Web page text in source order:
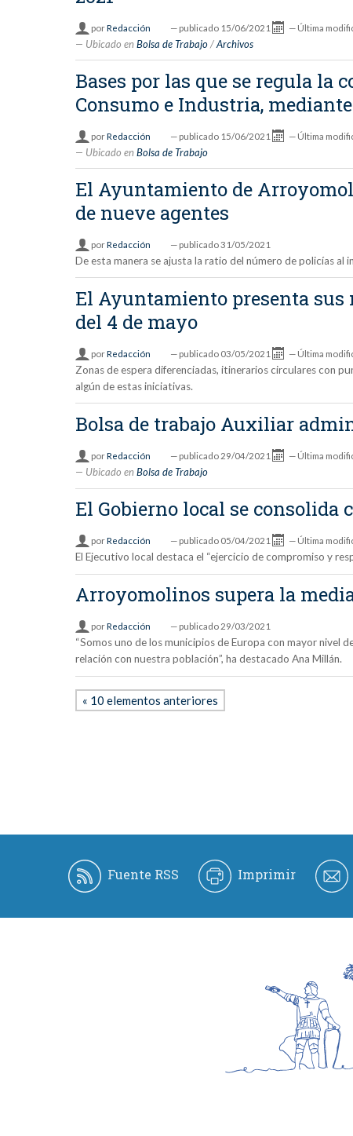
porRedacción — publicado15/06/2021 — Última
Ubicado en Bolsa de Trabajo /Archivos
Bases por las que se regula la
Consumo e Industria,
porRedacción — publicado15/06/2021 — Última
Ubicado en Bolsa de Trabajo
El Ayuntamiento de
de nueve agentes
porRedacción — publicado31/05/2021
De esta manera se ajusta la ratio del número de policías al
El Ayuntamiento presenta sus
del 4 de mayo
porRedacción — publicado03/05/2021 — Última
Zonas de espera diferenciadas, itinerarios circulares con
algún de estas iniciativas.
Bolsa de trabajo Auxiliar
porRedacción — publicado29/04/2021 — Última
Ubicado en Bolsa de Trabajo
El Gobierno local se consolida
porRedacción — publicado05/04/2021 — Última
El Ejecutivo local destaca el “ejercicio de compromiso y
Arroyomolinos supera la
porRedacción — publicado29/03/2021
“Somos uno de los municipios de Europa con mayor nivel
relación con nuestra población”, ha destacado Ana Millán.
« 10 elementos anteriores
Fuente RSS Imprimir